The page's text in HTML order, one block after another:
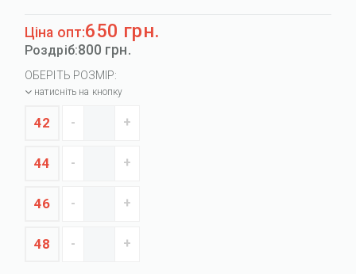
Ціна опт:650 грн.
Роздріб:800 грн.
ОБЕРІТЬ РОЗМІР:
натисніть на кнопку
42
44
46
48